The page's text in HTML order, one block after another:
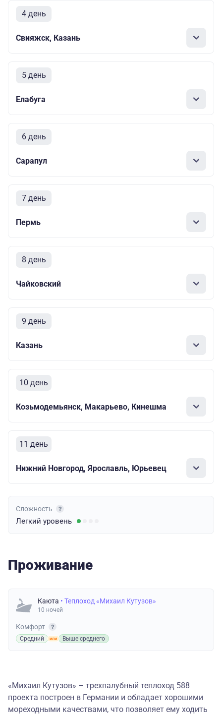
4 день
Свияжск, Казань
5 день
Елабуга
6 день
Сарапул
7 день
Пермь
8 день
Чайковский
9 день
Казань
10 день
Козьмодемьянск, Макарьево, Кинешма
11 день
Нижний Новгород, Ярославль, Юрьевец
Сложность
Легкий уровень
Проживание
Каюта • Теплоход «Михаил Кутузов»
10 ночей
Комфорт
Средний Выше среднего
«Михаил Кутузов» – трехпалубный теплоход 588
проекта построен в Германии и обладает хорошими
мореходными качествами, что позволяет ему ходить